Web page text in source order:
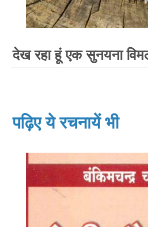
देख रहा हूं एक सुनयना विमल
पढ़िए ये रचनायें भी